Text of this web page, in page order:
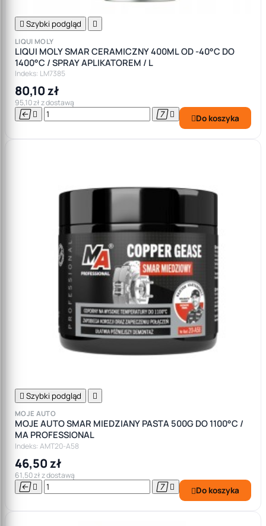
 Szybki podgląd 
LIQUI MOLY
LIQUI MOLY SMAR CERAMICZNY 400ML OD -40°C DO
1400°C / SPRAY APLIKATOREM / L
Indeks: LM7385
80,10 zł
95,10 zł z dostawą
    Do koszyka
 Szybki podgląd 
MOJE AUTO
MOJE AUTO SMAR MIEDZIANY PASTA 500G DO 1100°C /
MA PROFESSIONAL
Indeks: AMT20-A58
46,50 zł
61,50 zł z dostawą
    Do koszyka